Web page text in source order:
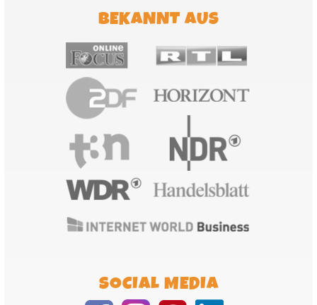
BEKANNT AUS
SOCIAL MEDIA